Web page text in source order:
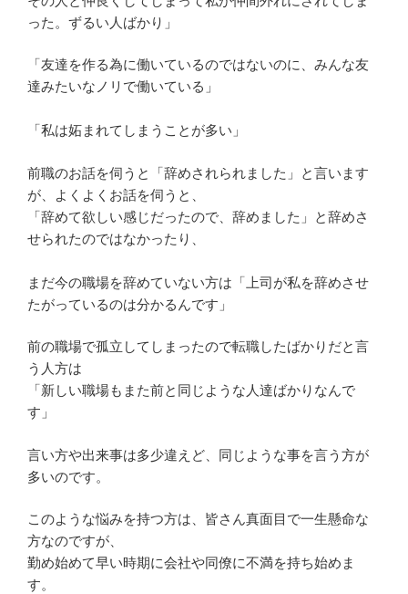
った。ずるい人ばかり」
「友達を作る為に働いているのではないのに、みんな友
達みたいなノリで働いている」
「私は妬まれてしまうことが多い」
前職のお話を伺うと「辞めされられました」と言います
が、よくよくお話を伺うと、
「辞めて欲しい感じだったので、辞めました」と辞めさ
せられたのではなかったり、
まだ今の職場を辞めていない方は「上司が私を辞めさせ
たがっているのは分かるんです」
前の職場で孤立してしまったので転職したばかりだと言
う人方は
「新しい職場もまた前と同じような人達ばかりなんで
す」
言い方や出来事は多少違えど、同じような事を言う方が
多いのです。
このような悩みを持つ方は、皆さん真面目で一生懸命な
方なのですが、
勤め始めて早い時期に会社や同僚に不満を持ち始めま
す。